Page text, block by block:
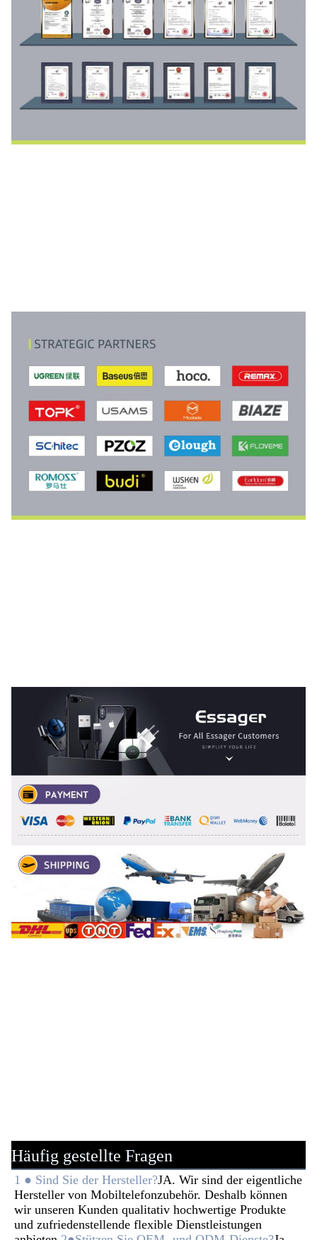
Häufig gestellte Fragen
1 ● Sind Sie der Hersteller?JA. Wir sind der eigentliche
Hersteller von Mobiltelefonzubehör. Deshalb können
wir unseren Kunden qualitativ hochwertige Produkte
und zufriedenstellende flexible Dienstleistungen